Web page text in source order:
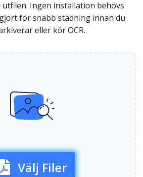
Ingen installation behövs
för snabb städning innan du
eller kör OCR.
Välj Filer